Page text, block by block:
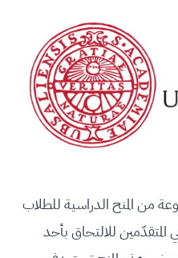
من المنح الدراسية للطلاب
المتقدّمين للالتحاق بأحد